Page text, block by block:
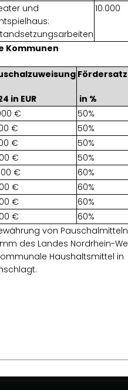
und
10.000
Kommunen
in EUR
Fördersatz
in %
50%
50%
50%
50%
60%
60%
60%
60%
von
des Landes Nordrhein-
Haushaltsmittel in